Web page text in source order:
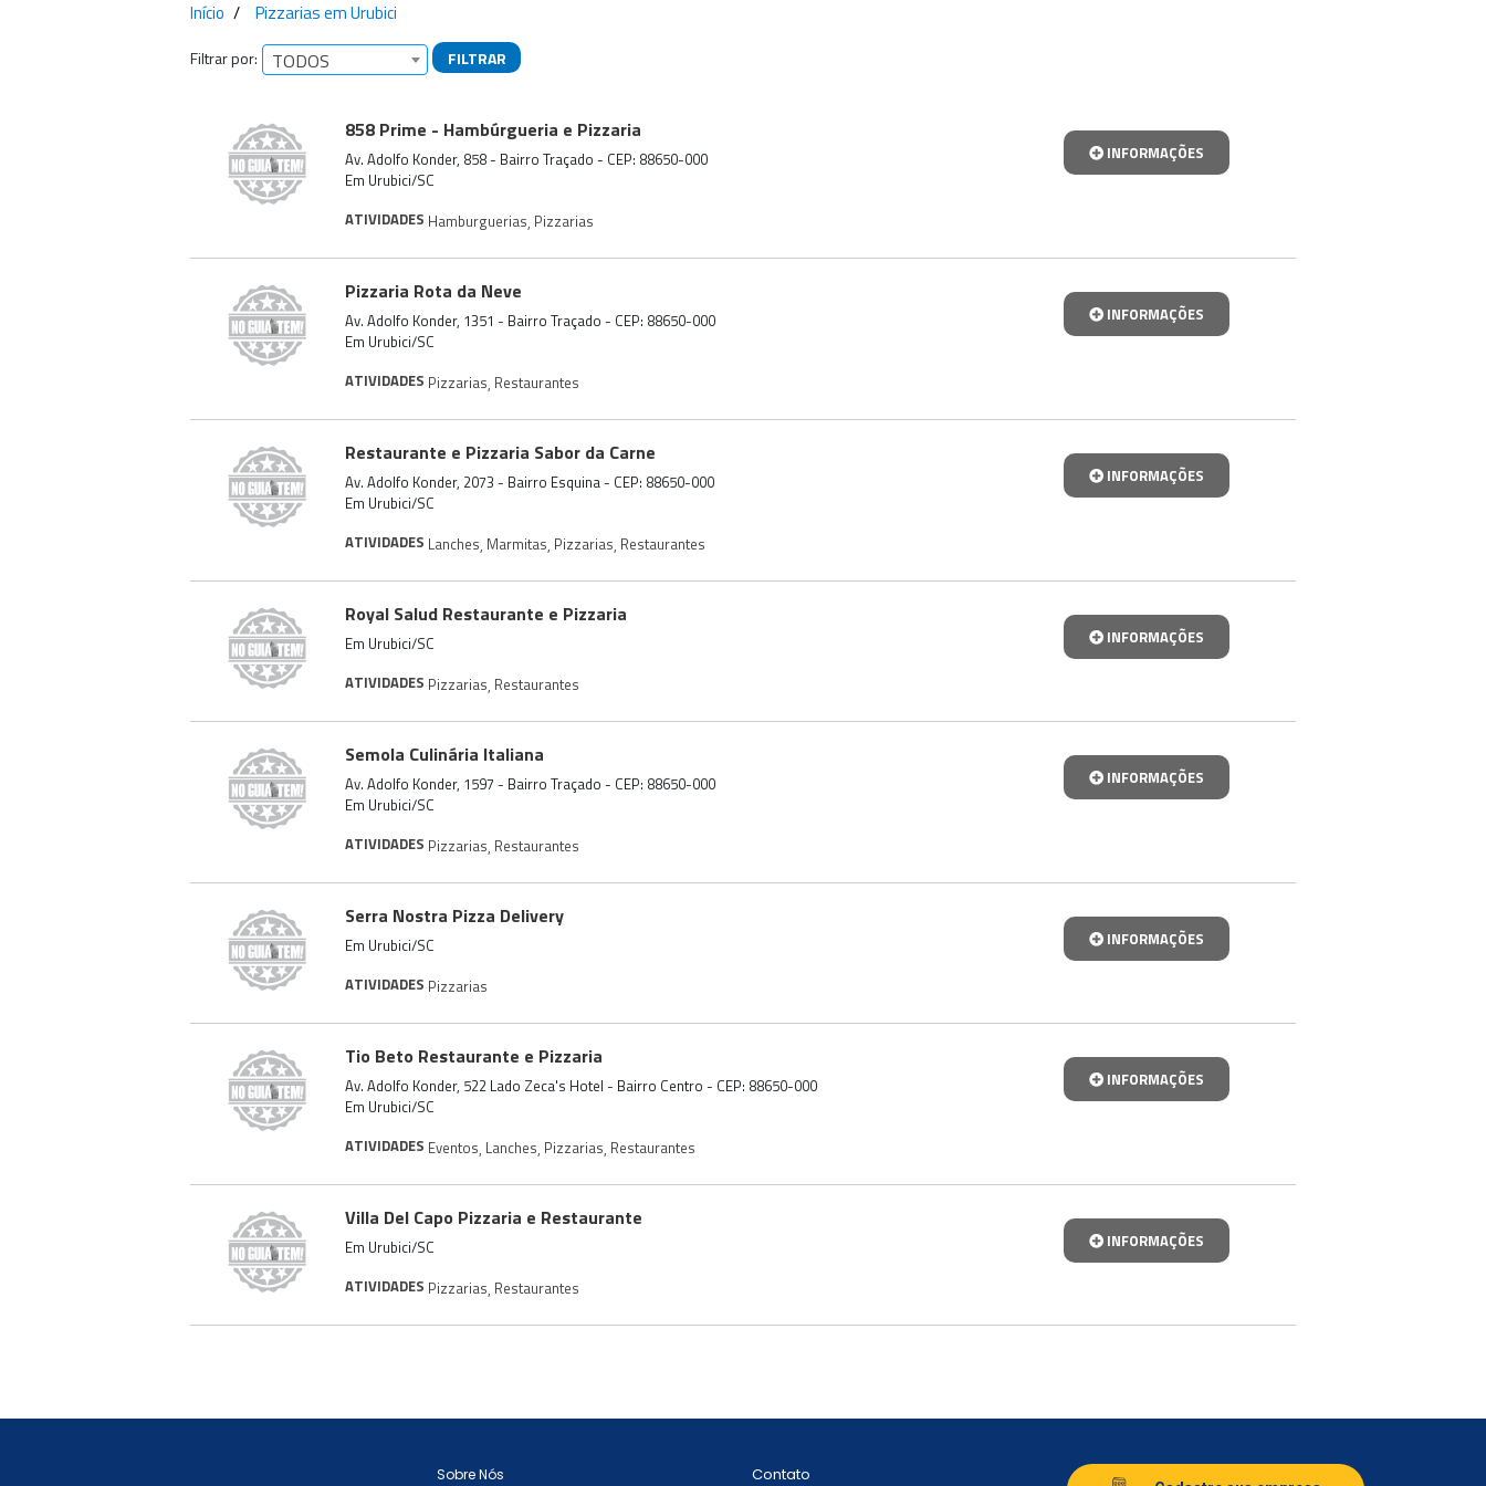
Início Pizzarias em Urubici
Filtrar por: TODOS FILTRAR
858 Prime - Hambúrgueria e Pizzaria
Av. Adolfo Konder, 858 - Bairro Traçado - CEP: 88650-000
Em Urubici/SC
ATIVIDADES Hamburguerias, Pizzarias
INFORMAÇÕES
Pizzaria Rota da Neve
Av. Adolfo Konder, 1351 - Bairro Traçado - CEP: 88650-000
Em Urubici/SC
ATIVIDADES Pizzarias, Restaurantes
INFORMAÇÕES
Restaurante e Pizzaria Sabor da Carne
Av. Adolfo Konder, 2073 - Bairro Esquina - CEP: 88650-000
Em Urubici/SC
ATIVIDADES Lanches, Marmitas, Pizzarias, Restaurantes
INFORMAÇÕES
Royal Salud Restaurante e Pizzaria
Em Urubici/SC
ATIVIDADES Pizzarias, Restaurantes
INFORMAÇÕES
Semola Culinária Italiana
Av. Adolfo Konder, 1597 - Bairro Traçado - CEP: 88650-000
Em Urubici/SC
ATIVIDADES Pizzarias, Restaurantes
INFORMAÇÕES
Serra Nostra Pizza Delivery
Em Urubici/SC
ATIVIDADES Pizzarias
INFORMAÇÕES
Tio Beto Restaurante e Pizzaria
Av. Adolfo Konder, 522 Lado Zeca's Hotel - Bairro Centro - CEP: 88650-000
Em Urubici/SC
ATIVIDADES Eventos, Lanches, Pizzarias, Restaurantes
INFORMAÇÕES
Villa Del Capo Pizzaria e Restaurante
Em Urubici/SC
ATIVIDADES Pizzarias, Restaurantes
INFORMAÇÕES
Sobre Nós Contato